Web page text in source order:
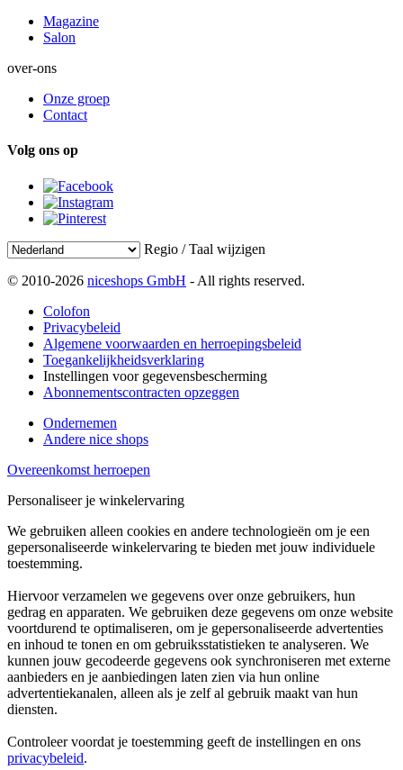
Magazine
Salon
over-ons
Onze groep
Contact
Volg ons op
Regio / Taal wijzigen
© 2010-2026 niceshops GmbH - All rights reserved.
Colofon
Privacybeleid
Algemene voorwaarden en herroepingsbeleid
Toegankelijkheidsverklaring
Instellingen voor gegevensbescherming
Abonnementscontracten opzeggen
Ondernemen
Andere nice shops
Overeenkomst herroepen
Personaliseer je winkelervaring
We gebruiken alleen cookies en andere technologieën om je een
gepersonaliseerde winkelervaring te bieden met jouw individuele
toestemming.
Hiervoor verzamelen we gegevens over onze gebruikers, hun
gedrag en apparaten. We gebruiken deze gegevens om onze website
voortdurend te optimaliseren, om je gepersonaliseerde advertenties
en inhoud te tonen en om gebruiksstatistieken te analyseren. We
kunnen jouw gecodeerde gegevens ook synchroniseren met externe
aanbieders en je aanbiedingen laten zien via hun online
advertentiekanalen, alleen als je zelf al gebruik maakt van hun
diensten.
Controleer voordat je toestemming geeft de instellingen en ons
privacybeleid.